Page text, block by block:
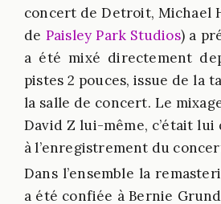
concert de Detroit, Michael
de Paisley Park Studios) a
a été mixé directement
pistes 2 pouces, issue de la
la salle de concert. Le
David Z lui-même, c’était
à l’enregistrement du
Dans l’ensemble la
a été confiée à Bernie